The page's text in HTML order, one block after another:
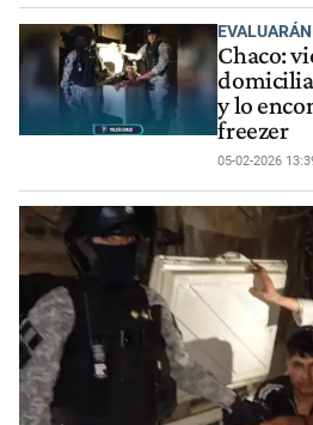
Chaco:
y lo
freezer
05-02-2026